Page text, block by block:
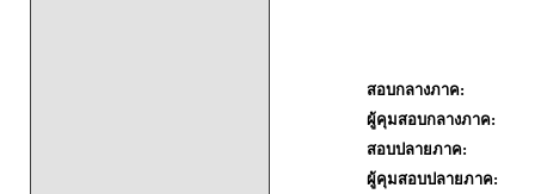
สอบกลางภาค:
ผู้คุมสอบกลางภาค:
สอบปลายภาค:
ผู้คุมสอบปลายภาค: